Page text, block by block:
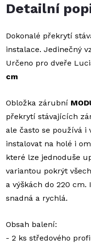
Detailní
Dokonalé překrytí
instalace. Jedinečný
Určeno pro dveře
cm
Obložka zárubní
překrytí stávajících
ale často se používá i
instalovat na holé i
které lze jednoduše
variantou pokrýt
a výškách do 220 cm.
snadná a rychlá.
Obsah balení:
- 2 ks středového